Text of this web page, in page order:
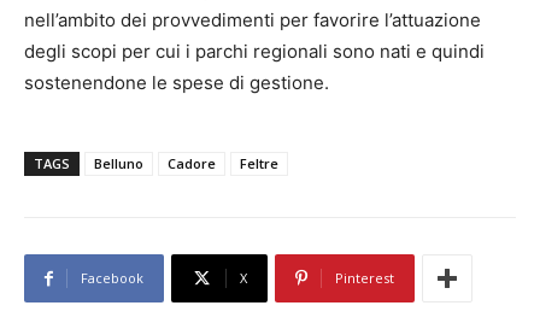
nell’ambito dei provvedimenti per favorire l’attuazione
degli scopi per cui i parchi regionali sono nati e quindi
sostenendone le spese di gestione.
TAGS Belluno Cadore Feltre
Facebook X Pinterest